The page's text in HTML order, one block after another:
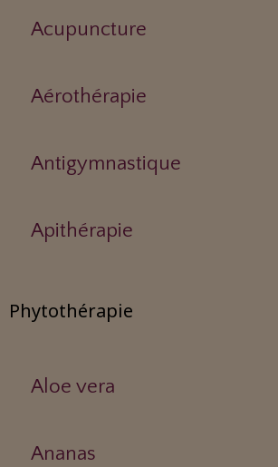
Acupuncture
Aérothérapie
Antigymnastique
Apithérapie
Phytothérapie
Aloe vera
Ananas